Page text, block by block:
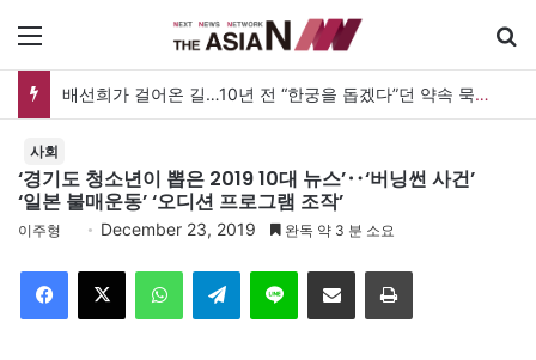
배선희가 걸어온 길…10년 전 “한궁을 돕겠다”던 약속 묵묵히 실천
사회
‘경기도 청소년이 뽑은 2019 10대 뉴스’‥‘버닝썬 사건’
‘일본 불매운동’ ‘오디션 프로그램 조작’
이주형 December 23, 2019 완독 약 3 분 소요
Telegram 이메일